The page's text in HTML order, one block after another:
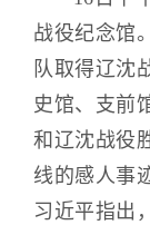
战役纪念馆
队取得辽沈
史馆、支前
和辽沈战役
线的感人事
习近平指出